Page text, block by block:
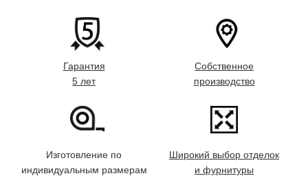
Гарантия
5 лет
Собственное
производство
Изготовление по
индивидуальным размерам
Широкий выбор отделок
и фурнитуры